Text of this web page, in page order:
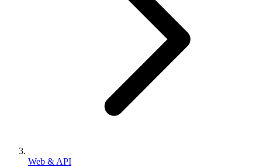
Web & API